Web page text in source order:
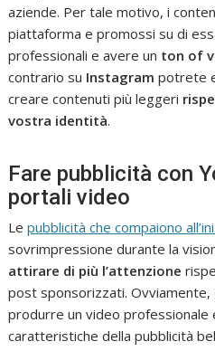
aziende. Per tale motivo, i
piattaforma e promossi su di
professionali e avere un ton of
contrario su Instagram potrete
creare contenuti più leggeri
vostra identità.
Fare pubblicità con
portali video
Lepubblicità che compaiono
sovrimpressione durante la
attirare di più l’attenzione
post sponsorizzati.
produrre un video professionale
caratteristiche della pubblicità